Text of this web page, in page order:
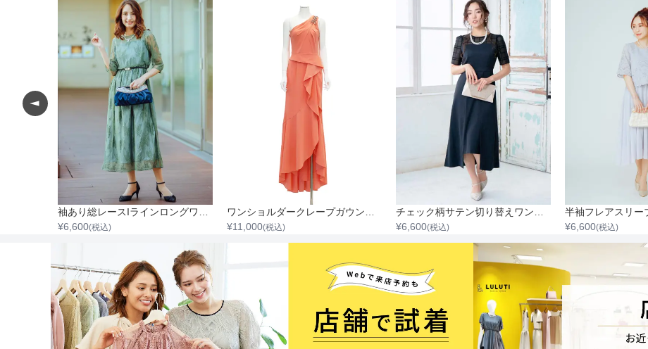
¥6,600(税込)
¥11,000(税込)
¥6,600(税込)
¥6,600(税込)